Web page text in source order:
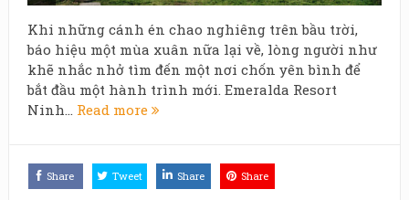
Khi những cánh én chao nghiêng trên bầu trời,
báo hiệu một mùa xuân nữa lại về, lòng người như
khẽ nhắc nhở tìm đến một nơi chốn yên bình để
bắt đầu một hành trình mới. Emeralda Resort
Ninh... Read more
Share Tweet Share Share